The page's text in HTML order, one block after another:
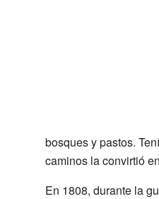
bosques y pastos.
caminos la convirtió
En 1808, durante la